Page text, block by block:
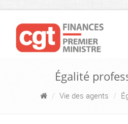
Égalité
Vie des agents